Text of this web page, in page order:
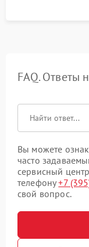
FAQ. Ответы
Вы можете
часто
сервисный
телефону+7
свой вопрос.